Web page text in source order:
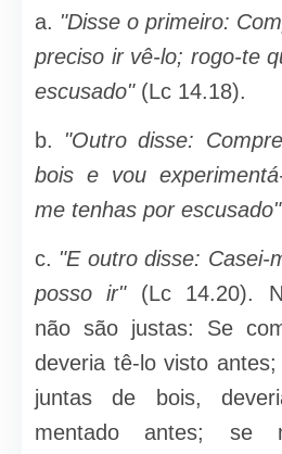
a. "Disse o primeiro:
preciso ir vê-lo; rogo-te
escusado" (Lc 14.18).
b. "Outro disse:
bois e vou
me tenhas por escusado"
c. "E outro disse: Casei-
posso ir" (Lc 14.20).
não são justas: Se
deveria tê-lo visto
juntas de bois,
mentado antes; se